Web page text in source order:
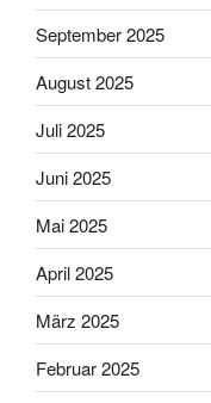
September 2025
August 2025
Juli 2025
Juni 2025
Mai 2025
April 2025
März 2025
Februar 2025